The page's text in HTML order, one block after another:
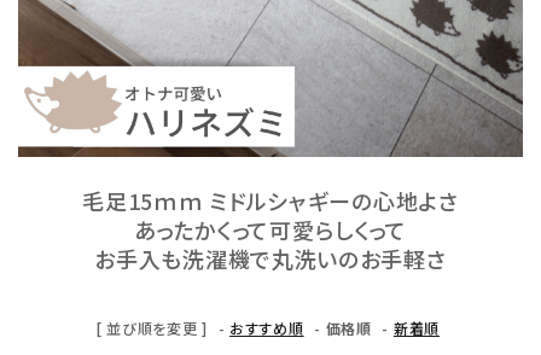
毛足15ｍｍ ミドルシャギーの心地よさ
あったかくって可愛らしくって
お手入も洗濯機で丸洗いのお手軽さ
[ 並び順を変更 ] - おすすめ順 - 価格順 - 新着順